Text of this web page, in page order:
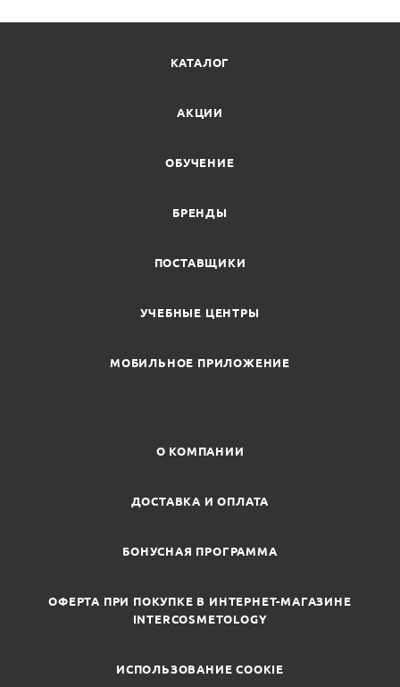
КАТАЛОГ
АКЦИИ
ОБУЧЕНИЕ
БРЕНДЫ
ПОСТАВЩИКИ
УЧЕБНЫЕ ЦЕНТРЫ
МОБИЛЬНОЕ ПРИЛОЖЕНИЕ
О КОМПАНИИ
ДОСТАВКА И ОПЛАТА
БОНУСНАЯ ПРОГРАММА
ОФЕРТА ПРИ ПОКУПКЕ В ИНТЕРНЕТ-МАГАЗИНЕ
INTERCOSMETOLOGY
ИСПОЛЬЗОВАНИЕ COOKIE